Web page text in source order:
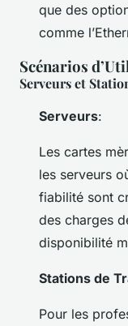
que des
comme
Scénarios
Serveurs et
Serveurs:
Les cartes
les serveurs
fiabilité sont
des charges
disponibilité
Stations de
Pour les